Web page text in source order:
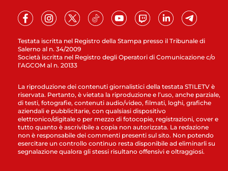
Testata iscritta nel Registro della Stampa presso il Tribunale di
Salerno al n. 34/2009
Società iscritta nel Registro degli Operatori di Comunicazione c/o
l’AGCOM al n. 20133
La riproduzione dei contenuti giornalistici della testata STILETV è
riservata. Pertanto, è vietata la riproduzione e l’uso, anche parziale,
di testi, fotografie, contenuti audio/video, filmati, loghi, grafiche
aziendali e pubblicitarie, con qualsiasi dispositivo
elettronico/digitale o per mezzo di fotocopie, registrazioni, cover e
tutto quanto è ascrivibile a copia non autorizzata. La redazione
non è responsabile dei commenti presenti sul sito. Non potendo
esercitare un controllo continuo resta disponibile ad eliminarli su
segnalazione qualora gli stessi risultano offensivi e oltraggiosi.